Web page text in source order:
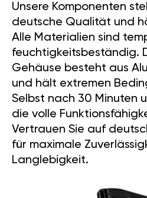
Unsere Komponenten
deutsche Qualität und
Alle Materialien sind
feuchtigkeitsbeständig.
Gehäuse besteht aus
und hält extremen
Selbst nach 30 Minuten
die volle
Vertrauen Sie auf
für maximale
Langlebigkeit.